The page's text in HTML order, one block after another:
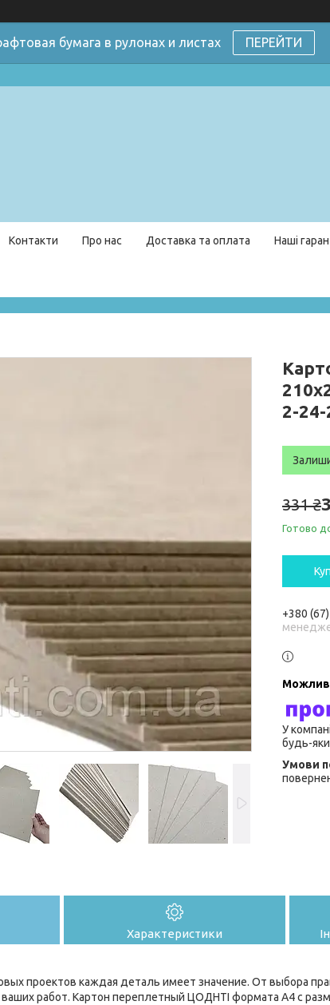
бумага в рулонах и листах ПЕРЕЙТИ
Контакти Про нас Доставка та оплата Наші
2-24-
331 ₴
Готово
+380
У
будь-
Характеристики
проектов каждая деталь имеет значение. От выбора
ваших работ. Картон переплетный ЦОДНТІ формата А4 с